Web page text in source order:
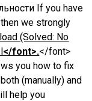
If you have
we strongly
(Solved: No
</font>.</font>
you how to fix
(manually) and
help you